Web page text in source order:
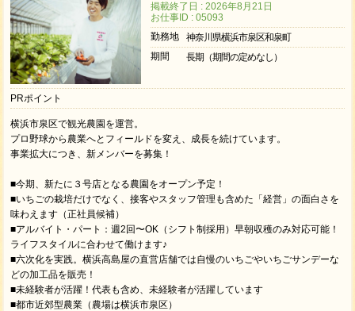
掲載終了日 : 2026年8月21日
お仕事ID : 05093
勤務地
神奈川県横浜市泉区和泉町
期間
長期（期間の定めなし）
PRポイント
横浜市泉区で観光農園を運営。
プロ野球から農業へとフィールドを変え、成長を続けています。
事業拡大につき、新メンバーを募集！
■今期、新たに３号店となる農園をオープン予定！
■いちごの栽培だけでなく、接客やスタッフ管理も含めた「経営」の面白さを
味わえます（正社員候補）
■アルバイト・パート：週2回〜OK（シフト制採用）早朝収穫のみ対応可能！
ライフスタイルに合わせて働けます♪
■六次化を実践。横浜高島屋の直営店舗では自慢のいちごやいちごサンデーな
どの加工品を販売！
■未経験者が活躍！代表も含め、未経験者が活躍しています
■都市近郊型農業（農場は横浜市泉区）